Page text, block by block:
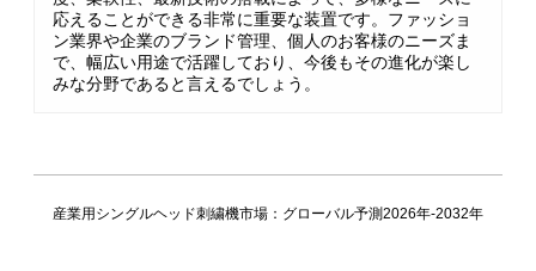
応えることができる非常に重要な装置です。ファッショ
ン業界や企業のブランド管理、個人のお客様のニーズま
で、幅広い用途で活躍しており、今後もその進化が楽し
みな分野であると言えるでしょう。
産業用シングルヘッド刺繍機市場：グローバル予測2026年-2032年